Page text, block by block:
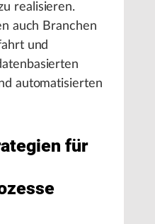
realisieren.
auch Branchen
und
automatisierten
für